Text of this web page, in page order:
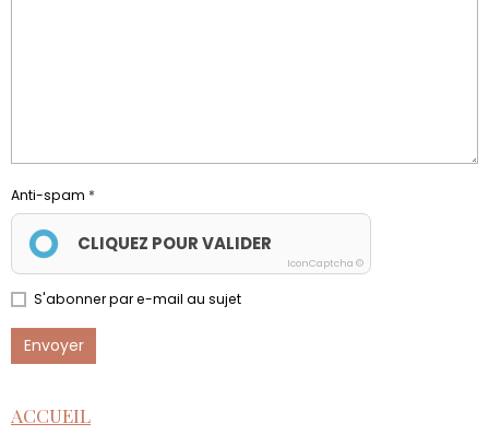
Anti-spam
CLIQUEZ POUR VALIDER
IconCaptcha ©
S'abonner par e-mail au sujet
Envoyer
ACCUEIL